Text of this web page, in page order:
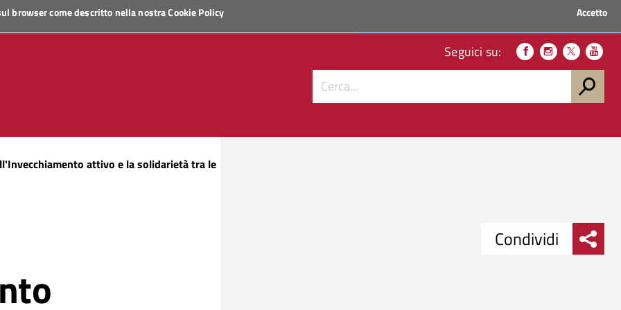
browser come descritto nella nostraCookie Policy Accetto
Seguici su:
attivo e la solidarietà tra le
Condividi